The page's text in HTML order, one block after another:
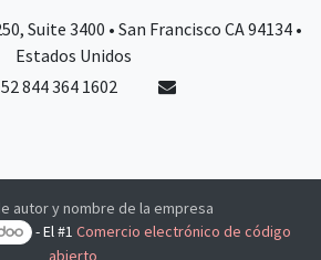
Suite 3400 • San Francisco CA 94134 •
Estados Unidos
52 844 364 1602
autor y nombre de la empresa
- El #1Comercio electrónico de código
abierto